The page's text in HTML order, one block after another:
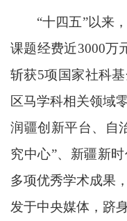
“十四五”以来
课题经费近3000万
斩获5项国家社科
区马学科相关领域
润疆创新平台、自
究中心”、新疆新
多项优秀学术成果
发于中央媒体，跻